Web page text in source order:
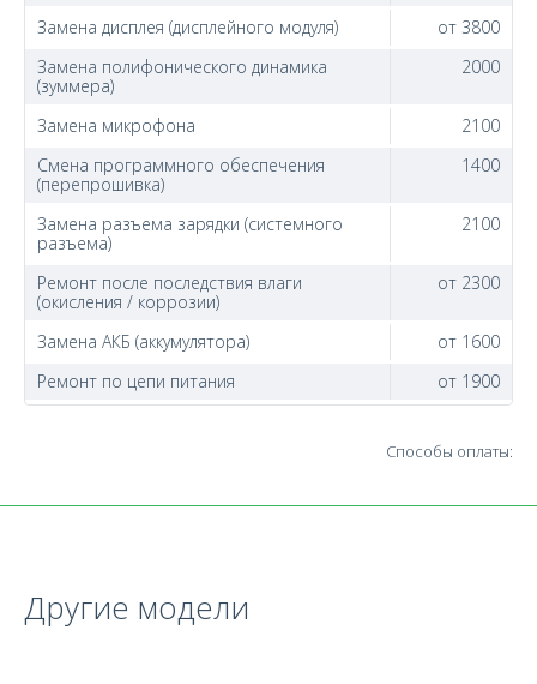
Замена дисплея (дисплейного модуля)
от 3800
Замена полифонического динамика
(зуммера)
2000
Замена микрофона
2100
Смена программного обеспечения
(перепрошивка)
1400
Замена разъема зарядки (системного
разъема)
2100
Ремонт после последствия влаги
(окисления / коррозии)
от 2300
Замена АКБ (аккумулятора)
от 1600
Ремонт по цепи питания
от 1900
Способы оплаты:
Другие модели